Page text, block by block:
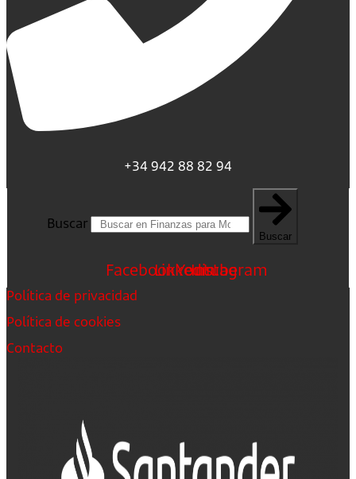
+34 942 88 82 94
Buscar
Buscar
FacebookLinkedin
Youtube
Instagram
Política de privacidad
Política de cookies
Contacto